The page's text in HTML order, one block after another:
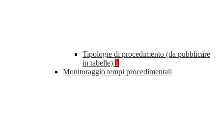
Tipologie di procedimento (da pubblicare
in tabelle) 1
Monitoraggio tempi procedimentali